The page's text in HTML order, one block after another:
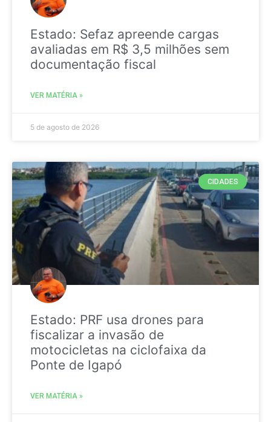
Estado: Sefaz apreende cargas
avaliadas em R$ 3,5 milhões sem
documentação fiscal
VER MATÉRIA »
5 de agosto de 2026
CIDADES
Estado: PRF usa drones para
fiscalizar a invasão de
motocicletas na ciclofaixa da
Ponte de Igapó
VER MATÉRIA »